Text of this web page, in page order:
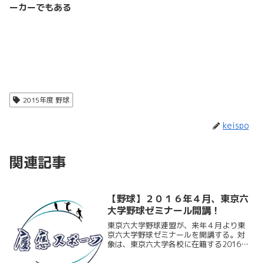
ーカーでもある
2015年度 野球
keispo
関連記事
【野球】２０１６年４月、東京六
大学野球ゼミナール開講！
東京六大学野球連盟が、来年４月より東
京六大学野球ゼミナールを開講する。対
象は、東京六大学各校に在籍する2016年